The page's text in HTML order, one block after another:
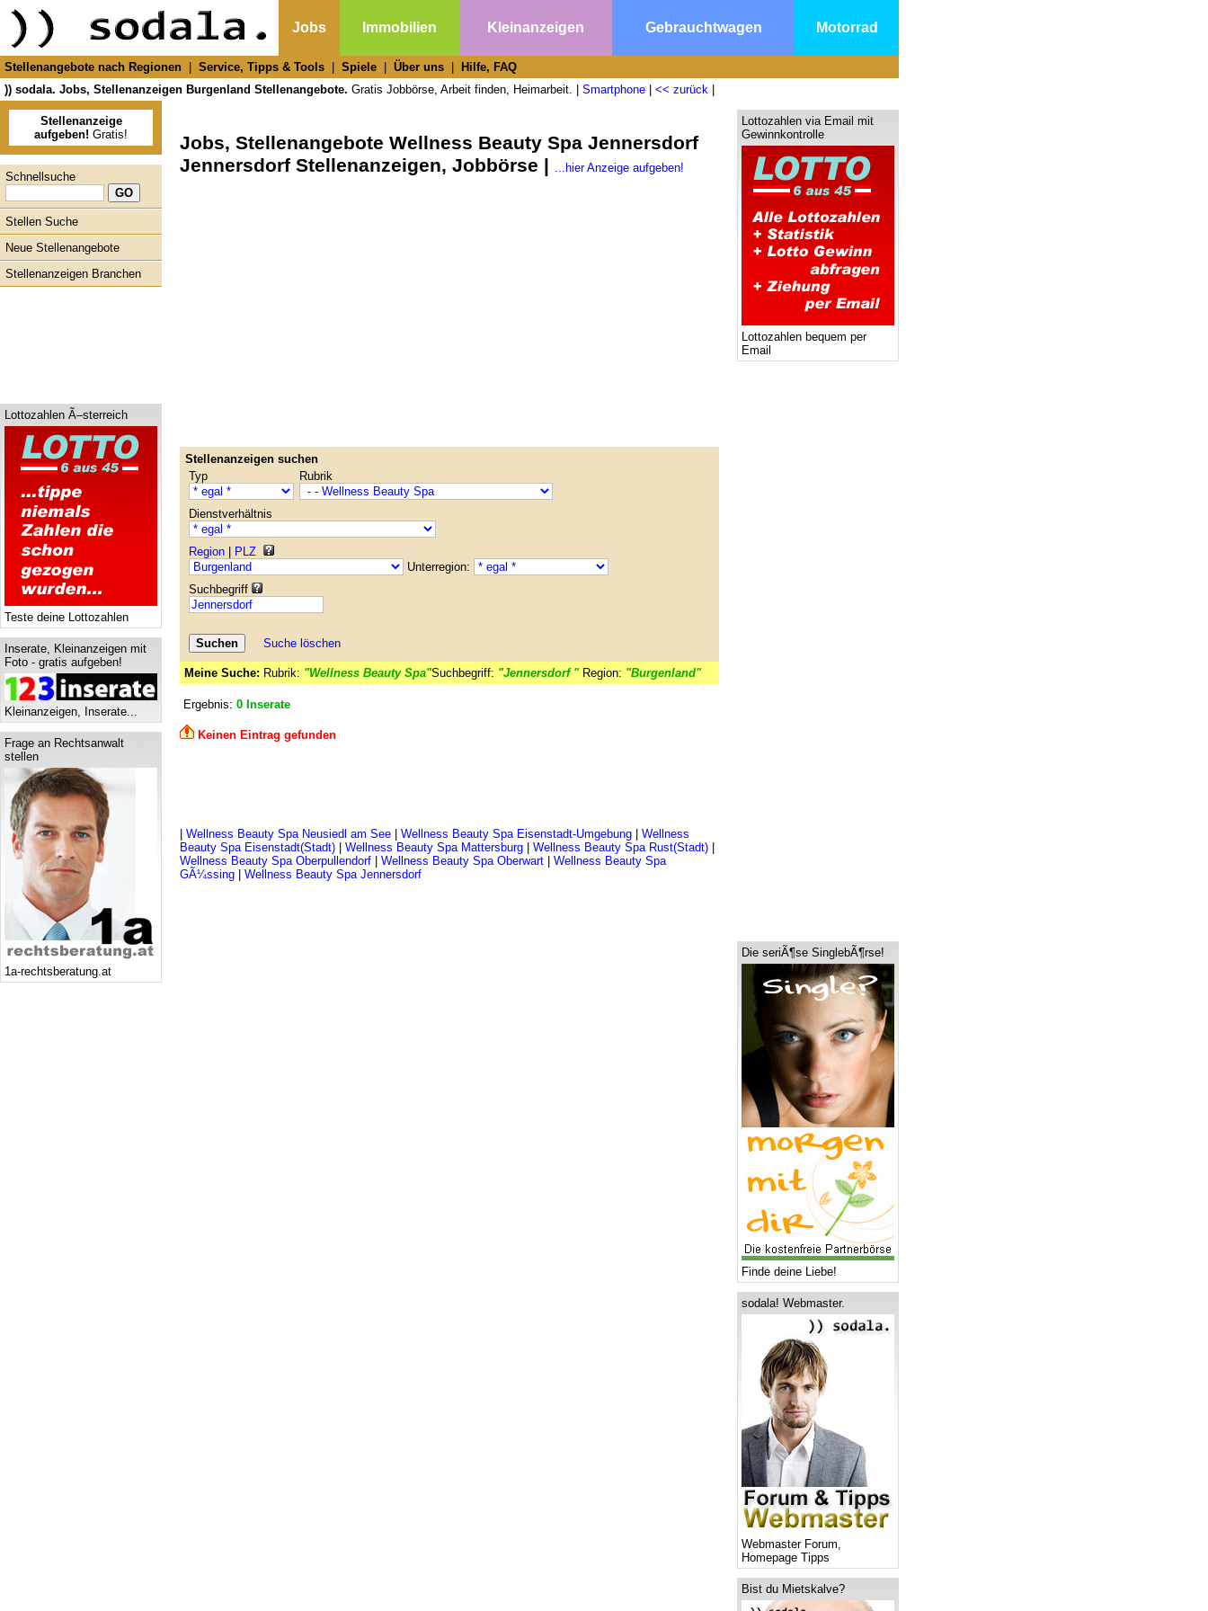
Jobs Immobilien Kleinanzeigen Gebrauchtwagen Motorrad
Stellenangebote nach Regionen Service, Tipps & Tools Spiele Über uns
Hilfe, FAQ
)) sodala. Jobs, Stellenanzeigen Burgenland Stellenangebote. Gratis Jobbörse, Arbeit finden, Heimarbeit. | Smartphone << zurück
Stellenanzeige
aufgeben! Gratis!
Schnellsuche
Stellen Suche
Neue Stellenangebote
Stellenanzeigen Branchen
Lottozahlen Ã–sterreich
Teste deine Lottozahlen
Inserate, Kleinanzeigen mit
Foto - gratis aufgeben!
Kleinanzeigen, Inserate...
Frage an Rechtsanwalt
stellen
1a-rechtsberatung.at
Jobs, Stellenangebote Wellness Beauty Spa Jennersdorf
Jennersdorf Stellenanzeigen, Jobbörse | ...hier Anzeige aufgeben!
Stellenanzeigen suchen
Typ
Rubrik
Dienstverhältnis
Region
PLZ
Unterregion:
Suchbegriff
Suche löschen
Meine Suche: Rubrik: "Wellness Beauty Spa"Suchbegriff: "Jennersdorf "Region: "Burgenland"
Ergebnis: 0 Inserate
Keinen Eintrag gefunden
Wellness Beauty Spa Neusiedl am See Wellness Beauty Spa Eisenstadt-Umgebung
Wellness
Beauty Spa Eisenstadt(Stadt)
Wellness Beauty Spa Mattersburg Wellness Beauty Spa Rust(Stadt)
Wellness Beauty Spa Oberpullendorf
Wellness Beauty Spa Oberwart
Wellness Beauty Spa
GÃ¼ssing
Wellness Beauty Spa Jennersdorf
Lottozahlen via Email mit
Gewinnkontrolle
Lottozahlen bequem per
Email
Die seriÃ¶se SinglebÃ¶rse!
Finde deine Liebe!
sodala! Webmaster.
Webmaster Forum,
Homepage Tipps
Bist du Mietskalve?